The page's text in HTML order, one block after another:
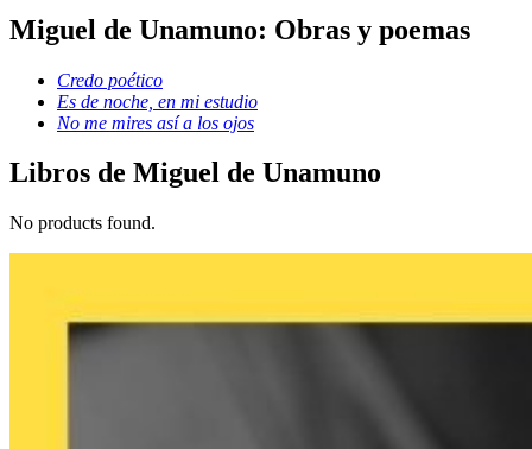
Miguel de Unamuno: Obras y poemas
Credo poético
Es de noche, en mi estudio
No me mires así a los ojos
Libros de Miguel de Unamuno
No products found.